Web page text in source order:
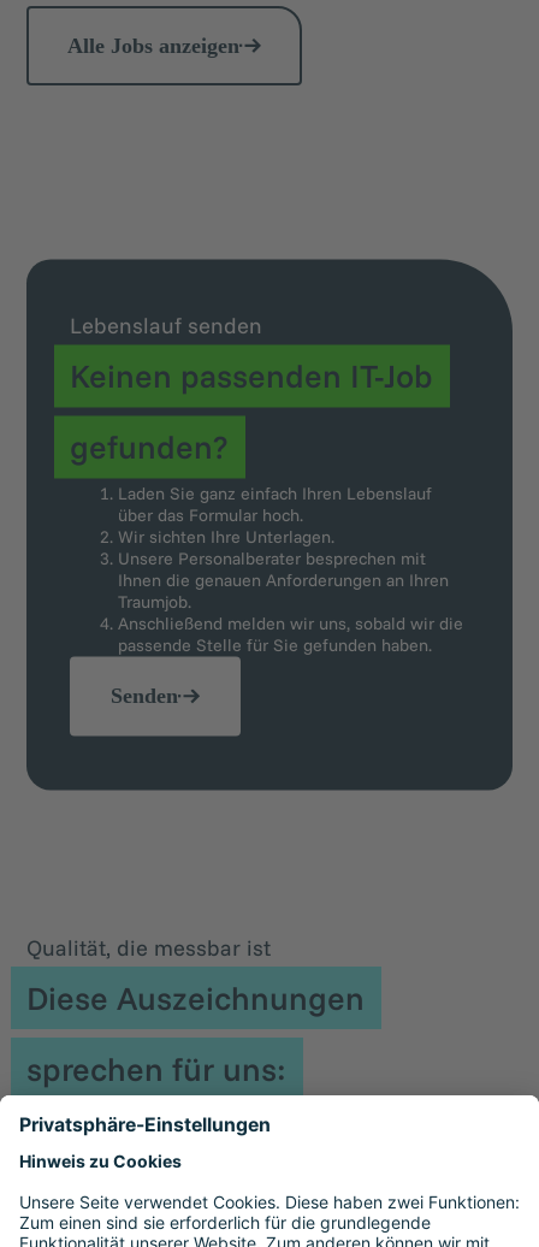
Alle Jobs anzeigen
Lebenslauf senden
Keinen passenden IT-Job
gefunden?
Laden Sie ganz einfach Ihren Lebenslauf
über das Formular hoch.
Wir sichten Ihre Unterlagen.
Unsere Personalberater besprechen mit
Ihnen die genauen Anforderungen an Ihren
Traumjob.
Anschließend melden wir uns, sobald wir die
passende Stelle für Sie gefunden haben.
Senden
Qualität, die messbar ist
Diese Auszeichnungen
sprechen für uns: